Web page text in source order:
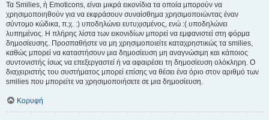
Τα Smilies, ή Emoticons, είναι μικρά εικονίδια τα οποία μπορούν να
χρησιμοποιηθούν για να εκφράσουν συναίσθημα χρησιμοποιώντας έναν
σύντομο κώδικα, π.χ. :) υποδηλώνει ευτυχισμένος, ενώ :( υποδηλώνει
λυπημένος. Η πλήρης λίστα των εικονιδίων μπορεί να εμφανιστεί στη φόρμα
δημοσίευσης. Προσπαθήστε να μη χρησιμοποιείτε καταχρηστικώς τα smilies,
καθώς μπορεί να καταστήσουν μια δημοσίευση μη αναγνώσιμη και κάποιος
συντονιστής ίσως να επεξεργαστεί ή να αφαιρέσει τη δημοσίευση ολόκληρη. Ο
διαχειριστής του συστήματος μπορεί επίσης να θέσει ένα όριο στον αριθμό των
smilies που μπορείτε να χρησιμοποιήσετε σε μια δημοσίευση.
Κορυφή